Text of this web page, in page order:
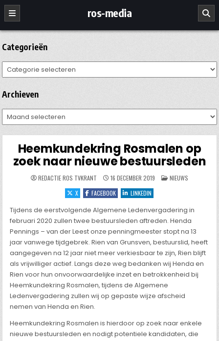
Ga
naar
de
inhoud
ros-media
Categorieën
Categorieën
Archieven
Archieven
Heemkundekring Rosmalen op
zoek naar nieuwe bestuursleden
REDACTIE ROS TVKRANT 16 DECEMBER 2019 GEPLAATST
IN
NIEUWS
X
FACEBOOK LINKEDIN
Tijdens de eerstvolgende Algemene Ledenvergadering in
februari 2020 zullen twee bestuursleden aftreden. Henda
Pennings – van der Leest onze penningmeester stopt na 13
jaar vanwege tijdgebrek. Rien van Grunsven, bestuurslid, heeft
aangegeven na 12 jaar niet meer verkiesbaar te zijn, Rien blijft
als vrijwilliger actief. Langs deze weg bedanken wij Henda en
Rien voor hun onvoorwaardelijke inzet en betrokkenheid bij
Heemkundekring Rosmalen, tijdens de Algemene
Ledenvergadering zullen wij op gepaste wijze afscheid
nemen van Henda en Rien.
Heemkundekring Rosmalen is hierdoor op zoek naar enkele
nieuwe bestuursleden en nodigt potentiele kandidaten, die